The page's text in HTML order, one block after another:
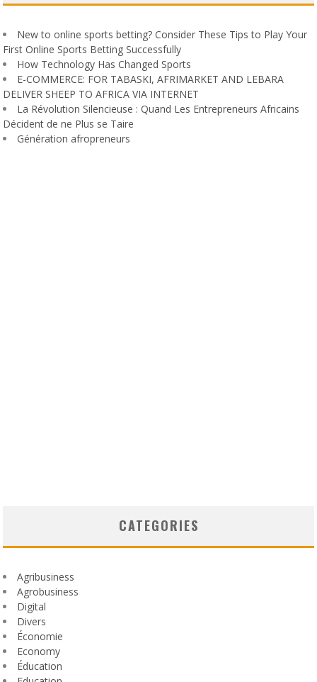
New to online sports betting? Consider These Tips to Play Your
First Online Sports Betting Successfully
How Technology Has Changed Sports
E-COMMERCE: FOR TABASKI, AFRIMARKET AND LEBARA
DELIVER SHEEP TO AFRICA VIA INTERNET
La Révolution Silencieuse : Quand Les Entrepreneurs Africains
Décident de ne Plus se Taire
Génération afropreneurs
CATEGORIES
Agribusiness
Agrobusiness
Digital
Divers
Économie
Economy
Éducation